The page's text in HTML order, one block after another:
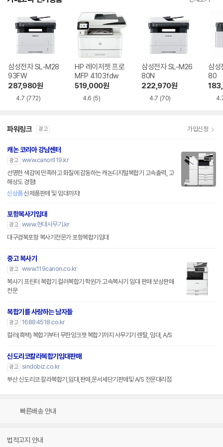
삼성전자 SL-M28
93FW
287,980원
4.7 (772)
HP 레이저젯 프로
MFP 4103fdw
519,000원
4.6 (5)
삼성전자 SL-M26
80N
222,970원
4.7 (70)
삼
80
파워링크 광고 가입신청
캐논 코리아 강남센터
광고 www.canon119.kr
선명한 색감에 만족하고 화질에 감동하는 캐논디지털복합기 고속출력, 고
해상도 경험!
신상품신제품판매 및 임대까지!
포항복사기임대
광고 www.현대사무기.kr
대구경북포항 복사기전문가 포항복합기임대
중고 복사기
광고 www.119canon.co.kr
복사기 프린터 복합기 컬러복합기 학원가 고속복사기 임대 판매 보상판매
전문
복합기를 사랑하는 남자들
광고 16884518.co.kr
컬러(흑백) 복합기부터 무한잉크젯 복합기까지 사무기기 렌탈, 임대, A/S
신도리코칼라복합기임대판매
광고 sindobiz.co.kr
부산 신도리코 칼라복합기,임대,판매,문서세단기판매및 A/S 전문대리점
빠른배송 안내
법적고지 안내